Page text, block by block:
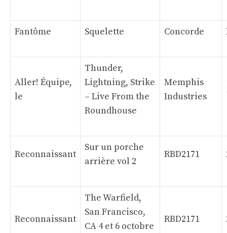
Fantôme Squelette Concorde
Aller! Équipe,
le
Thunder,
Lightning, Strike
– Live From the
Roundhouse
Memphis
Industries
Reconnaissant
Sur un porche
arrière vol 2
RBD2171
Reconnaissant
The Warfield,
San Francisco,
CA 4 et 6 octobre
RBD2171